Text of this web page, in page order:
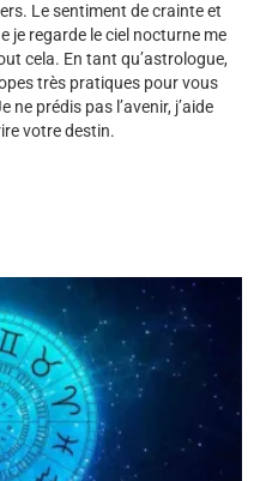
Le sentiment de crainte et
je regarde le ciel nocturne me
cela. En tant qu’astrologue,
très pratiques pour vous
prédis pas l’avenir, j’aide
votre destin.